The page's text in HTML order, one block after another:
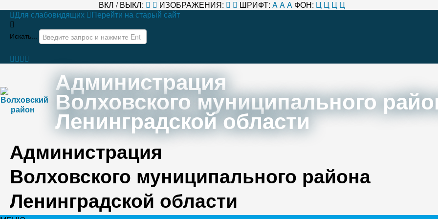
ВКЛ / ВЫКЛ: ИЗОБРАЖЕНИЯ: ШРИФТ: AAA ФОН: Ц Ц Ц Ц
Для слабовидящих
Перейти на старый сайт
Искать...
Администрация
Волховского муниципального
Ленинградской области
Администрация
Волховского муниципального района
Ленинградской области